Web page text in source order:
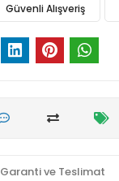
Güvenli Alışveriş
Garanti ve Teslimat